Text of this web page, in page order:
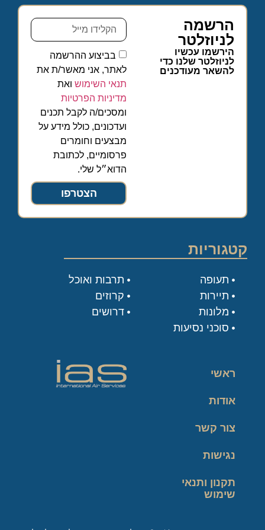
הרשמה
לניוזלטר
הירשמו עכשיו
לניוזלטר שלנו כדי
להשאר מעודכנים
בביצוע ההרשמה
לאתר, אני מאשר/ת את
תנאי השימוש ואת
מדיניות הפרטיות
ומסכים/ה לקבל תכנים
ועדכונים, כולל מידע על
מבצעים וחומרים
פרסומיים, לכתובת
הדוא״ל שלי.
הצטרפו
קטגוריות
תעופה
תיירות
מלונות
סוכני נסיעות
תרבות ואוכל
קרוזים
דרושים
ראשי
אודות
צור קשר
נגישות
תקנון ותנאי
שימוש